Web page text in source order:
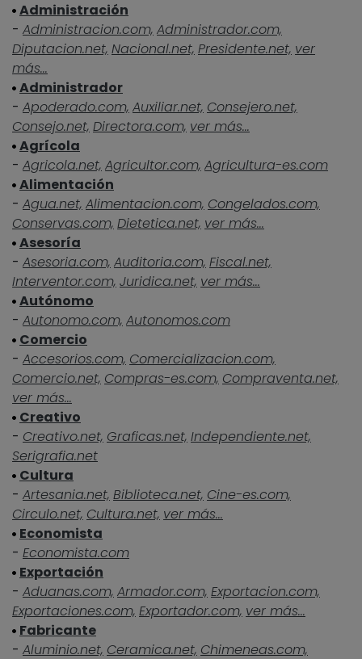
Administración
- Administracion.com, Administrador.com,
Diputacion.net, Nacional.net, Presidente.net, ver
más...
Administrador
- Apoderado.com, Auxiliar.net, Consejero.net,
Consejo.net, Directora.com, ver más...
Agrícola
- Agricola.net, Agricultor.com, Agricultura-es.com
Alimentación
- Agua.net, Alimentacion.com, Congelados.com,
Conservas.com, Dietetica.net, ver más...
Asesoría
- Asesoria.com, Auditoria.com, Fiscal.net,
Interventor.com, Juridica.net, ver más...
Autónomo
- Autonomo.com, Autonomos.com
Comercio
- Accesorios.com, Comercializacion.com,
Comercio.net, Compras-es.com, Compraventa.net,
ver más...
Creativo
- Creativo.net, Graficas.net, Independiente.net,
Serigrafia.net
Cultura
- Artesania.net, Biblioteca.net, Cine-es.com,
Circulo.net, Cultura.net, ver más...
Economista
- Economista.com
Exportación
- Aduanas.com, Armador.com, Exportacion.com,
Exportaciones.com, Exportador.com, ver más...
Fabricante
- Aluminio.net, Ceramica.net, Chimeneas.com,